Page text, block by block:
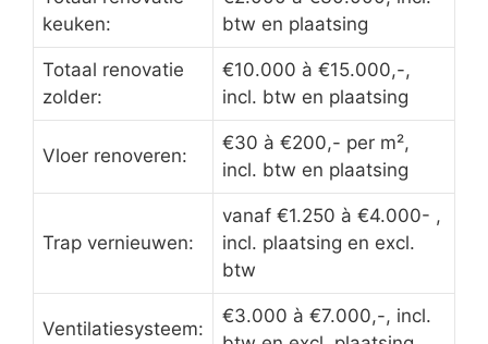
keuken:
btw en plaatsing
Totaal renovatie
zolder:
€10.000 à €15.000,-,
incl. btw en plaatsing
Vloer renoveren:
€30 à €200,- per m²,
incl. btw en plaatsing
Trap vernieuwen:
vanaf €1.250 à €4.000- ,
incl. plaatsing en excl.
btw
Ventilatiesysteem:
€3.000 à €7.000,-, incl.